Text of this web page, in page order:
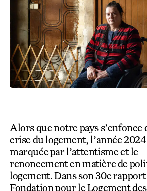
NOS AMIS, PARRAINS ET MARRAINES
NOS FONDATIONS ABRITÉES
NOS ÉVÉNEMENTS
NOUS REJOINDRE
ACCUEILLIR, ACCOMPAGNER, LOGER
SOUTENIR L’ENGAGEMENT DES
DÉFENDRE L’ACCÈS AUX DROITS
DONNER LES MOYENS D’AGIR
RAPPORTS SUR L’ÉTAT DU MAL-
S’ENGAGER AUTREMENT
FAIRE UN DON IFI
PARTENARIATS ENTREPRISES
RÉDUCTIONS FISCALES
Alors que notre pays s’enfonce
crise du logement, l’année 2024
marquée par l’attentisme et le
renoncement en matière de
logement. Dans son 30e
Fondation pour le Logement des